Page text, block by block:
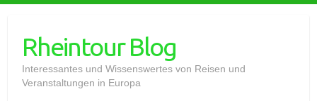
contentRheintour Blog
Interessantes und Wissenswertes von Reisen und
Veranstaltungen in Europa